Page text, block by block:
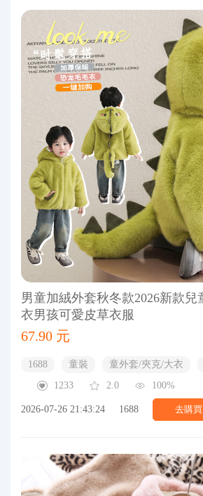
男童加絨外套秋冬款2026新款兒
衣男孩可愛皮草衣服
67.90 元
1688 童裝 童外套/夾克/大衣
1233
2.0 100%
2026-07-26 21:43:24 1688 去購買